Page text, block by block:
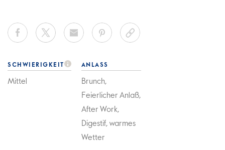
SCHWIERIGKEIT
Mittel
ANLASS
Brunch,
Feierlicher Anlaß,
After Work,
Digestif, warmes
Wetter